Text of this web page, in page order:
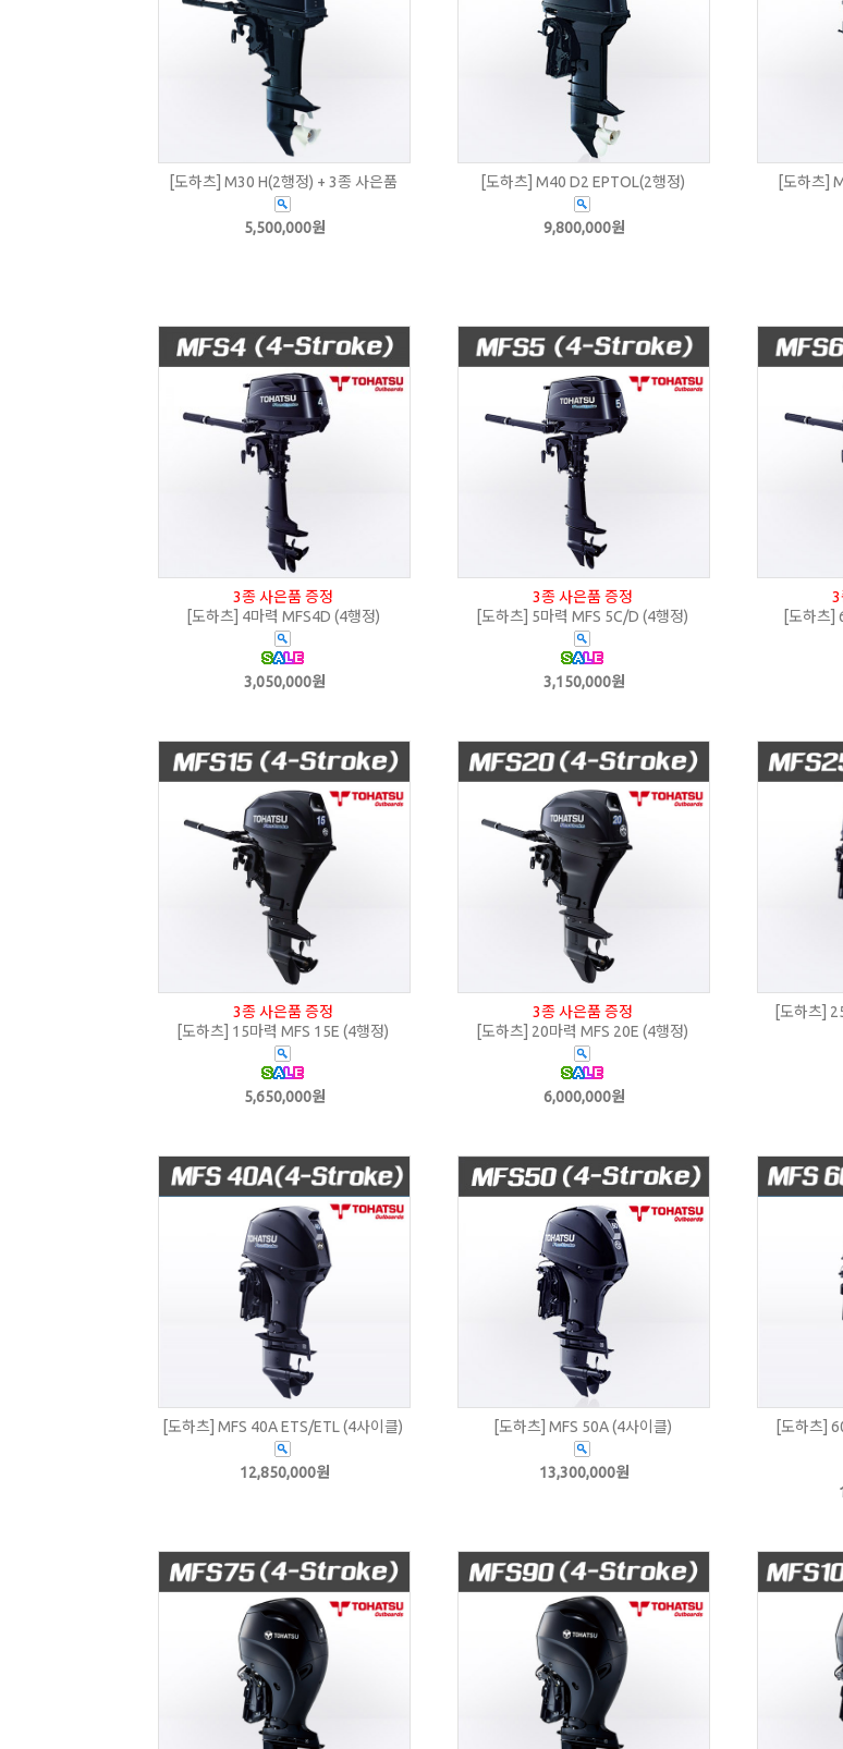
[도하츠] M30 H(2행정) + 3종 사은품
5,500,000원
[도하츠] M40 D2 EPTOL(2행정)
9,800,000원
[도하츠]
3종 사은품 증정
[도하츠] 4마력 MFS4D (4행정)
3,050,000원
3종 사은품 증정
[도하츠] 5마력 MFS 5C/D (4행정)
3,150,000원
3
[도하츠]
3종 사은품 증정
[도하츠] 15마력 MFS 15E (4행정)
5,650,000원
3종 사은품 증정
[도하츠] 20마력 MFS 20E (4행정)
6,000,000원
[도하츠]
[도하츠] MFS 40A ETS/ETL (4사이클)
12,850,000원
[도하츠] MFS 50A (4사이클)
13,300,000원
[도하츠]